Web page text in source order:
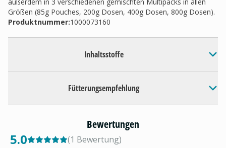
Größen (85g Pouches, 200g Dosen, 400g Dosen, 800g Dosen).
Produktnummer:1000073160
Inhaltsstoffe
Fütterungsempfehlung
Bewertungen
5.0 (1 Bewertung)